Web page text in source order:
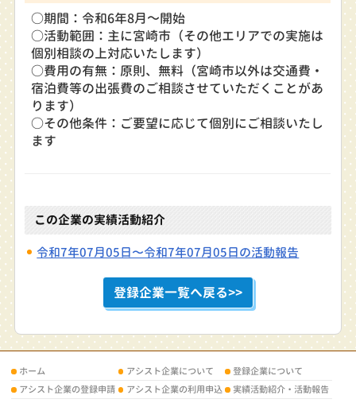
○期間：令和6年8月～開始
○活動範囲：主に宮崎市（その他エリアでの実施は
個別相談の上対応いたします）
○費用の有無：原則、無料（宮崎市以外は交通費・
宿泊費等の出張費のご相談させていただくことがあ
ります）
○その他条件：ご要望に応じて個別にご相談いたし
ます
この企業の実績活動紹介
令和7年07月05日〜令和7年07月05日の活動報告
登録企業一覧へ戻る>>
ホーム アシスト企業について
登録企業について
アシスト企業の登録申請
アシスト企業の利用申込
実績活動紹介・活動報告